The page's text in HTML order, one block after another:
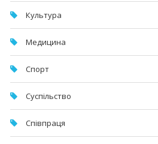
Культура
Медицина
Спорт
Суспільство
Співпраця